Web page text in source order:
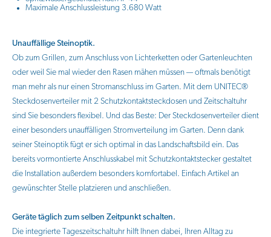
Maximale Anschlussleistung 3.680 Watt
Unauffällige Steinoptik.
Ob zum Grillen, zum Anschluss von Lichterketten oder Gartenleuchten
oder weil Sie mal wieder den Rasen mähen müssen — oftmals benötigt
man mehr als nur einen Stromanschluss im Garten. Mit dem UNITEC®
Steckdosenverteiler mit 2 Schutzkontaktsteckdosen und Zeitschaltuhr
sind Sie besonders flexibel. Und das Beste: Der Steckdosenverteiler dient
einer besonders unauffälligen Stromverteilung im Garten. Denn dank
seiner Steinoptik fügt er sich optimal in das Landschaftsbild ein. Das
bereits vormontierte Anschlusskabel mit Schutzkontaktstecker gestaltet
die Installation außerdem besonders komfortabel. Einfach Artikel an
gewünschter Stelle platzieren und anschließen.
Geräte täglich zum selben Zeitpunkt schalten.
Die integrierte Tageszeitschaltuhr hilft Ihnen dabei, Ihren Alltag zu